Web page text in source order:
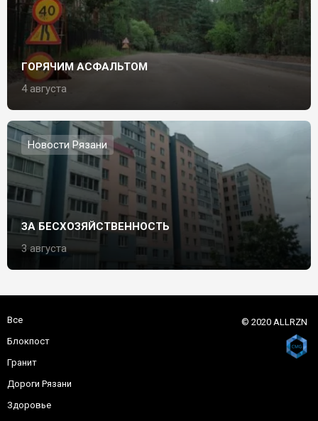
ГОРЯЧИМ АСФАЛЬТОМ
4 августа
Новости Рязани
ЗА БЕСХОЗЯЙСТВЕННОСТЬ
3 августа
Все
Блокпост
Гранит
Дороги Рязани
Здоровье
© 2020 ALLRZN